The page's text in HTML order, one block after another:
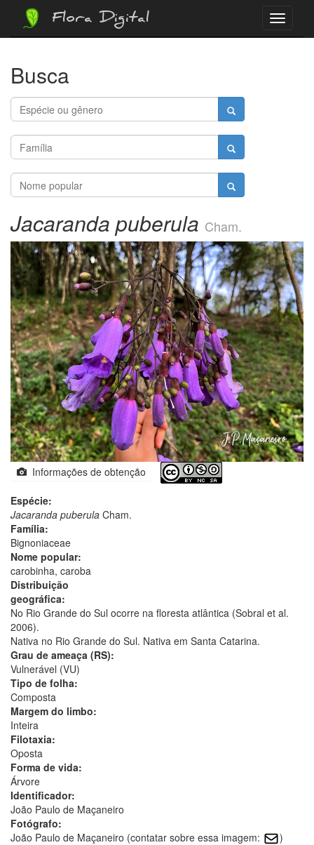
Menu
Flora Digital
Busca
Jacaranda puberula Cham.
Informações de obtenção
Espécie:
Jacaranda puberula Cham.
Família:
Bignoniaceae
Nome popular:
carobinha, caroba
Distribuição
geográfica:
No Rio Grande do Sul ocorre na floresta atlântica (Sobral et al.
2006).
Nativa no Rio Grande do Sul. Nativa em Santa Catarina.
Grau de ameaça (RS):
Vulnerável (VU)
Tipo de folha:
Composta
Margem do limbo:
Inteira
Filotaxia:
Oposta
Forma de vida:
Árvore
Identificador:
João Paulo de Maçaneiro
Fotógrafo:
João Paulo de Maçaneiro (contatar sobre essa imagem:
)